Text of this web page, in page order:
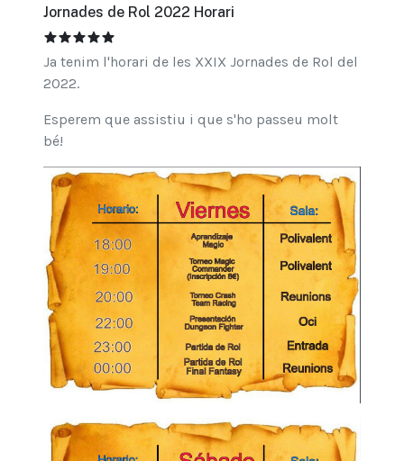
Jornades de Rol 2022 Horari
JORNADES DE ROL 2022 HORARI
Ja tenim l'horari de les XXIX Jornades de Rol del
2022.
Esperem que assistiu i que s'ho passeu molt
bé!